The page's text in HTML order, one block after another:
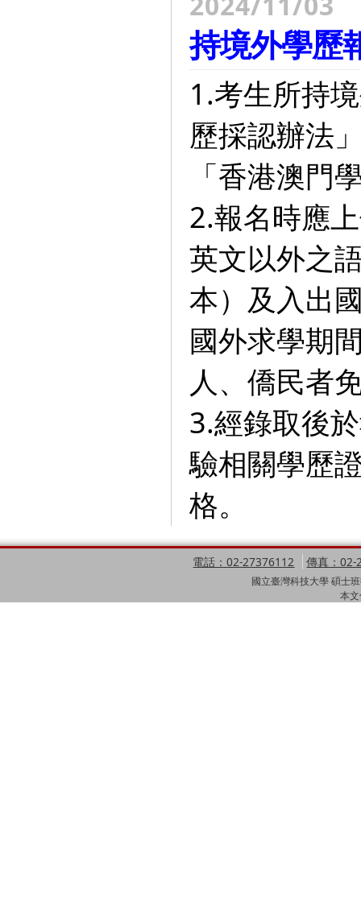
持境外學歷
1.考生所持
歷採認辦法
「香港澳門
2.報名時應
英文以外之
本）及入出
國外求學期
人、僑民者
3.經錄取後
驗相關學歷
格。
電話：02-27376112 傳真：02-
國立臺灣科技大學 碩
本